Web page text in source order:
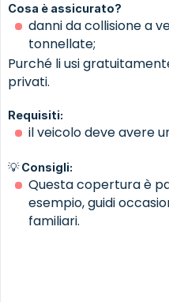
Cosa è assicurato?
danni da collisione a
tonnellate;
Purché li usi
privati.
Requisiti:
il veicolo deve avere
💡 Consigli:
Questa copertura è
esempio, guidi
familiari.